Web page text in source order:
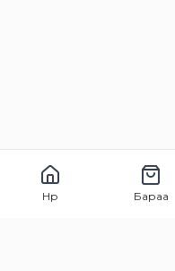
Нүүр Бараа